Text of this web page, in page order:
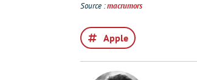
Source :macrumors
Apple